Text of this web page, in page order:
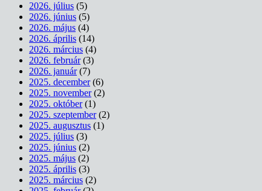
2026. július (5)
2026. június (5)
2026. május (4)
2026. április (14)
2026. március (4)
2026. február(3)
2026. január(7)
2025. december(6)
2025. november(2)
2025. október(1)
2025. szeptember(2)
2025. augusztus (1)
2025. július (3)
2025. június (2)
2025. május (2)
2025. április (3)
2025. március (2)